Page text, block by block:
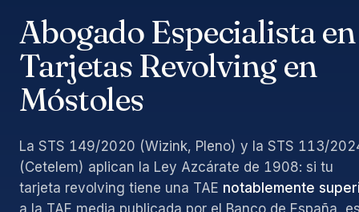
Abogado Especialista en
Tarjetas Revolving en
Móstoles
La STS 149/2020 (Wizink, Pleno) y la STS 113/
(Cetelem) aplican la Ley Azcárate de 1908: si tu
tarjeta revolving tiene una TAE notablemente
a la TAE media publicada por el Banco de España,